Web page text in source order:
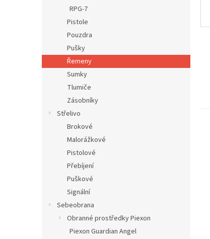
RPG-7
Pistole
Pouzdra
Pušky
Řemeny
Sumky
Tlumiče
Zásobníky
Střelivo
Brokové
Malorážkové
Pistolové
Přebíjení
Puškové
Signální
Sebeobrana
Obranné prostředky Piexon
Piexon Guardian Angel